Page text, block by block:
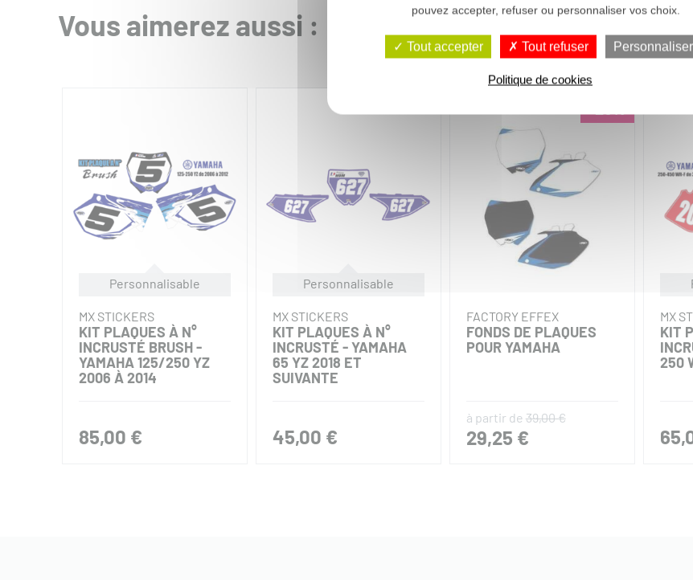
Vous aimerez aussi :
Personnalisable
MX STICKERS
KIT PLAQUES À N°
INCRUSTÉ BRUSH -
YAMAHA 125/250 YZ
2006 À 2014
85,00 €
Personnalisable
MX STICKERS
KIT PLAQUES À N°
INCRUSTÉ - YAMAHA
65 YZ 2018 ET
SUIVANTE
45,00 €
FACTORY EFFEX
FONDS DE PLAQUES
POUR YAMAHA
à partir de 39,00 €
29,25 €
MX
KIT
250
pouvez accepter, refuser ou personnaliser vos choix.
Tout accepter Tout refuser Personnaliser
Politique de cookies